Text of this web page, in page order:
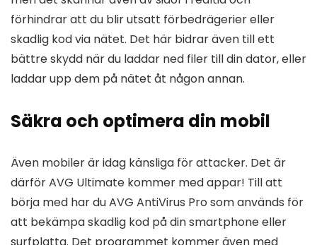
förhindrar att du blir utsatt förbedrägerier eller
skadlig kod via nätet. Det här bidrar även till ett
bättre skydd när du laddar ned filer till din dator, eller
laddar upp dem på nätet åt någon annan.
Säkra och optimera din mobil
Även mobiler är idag känsliga för attacker. Det är
därför AVG Ultimate kommer med appar! Till att
börja med har du AVG AntiVirus Pro som används för
att bekämpa skadlig kod på din smartphone eller